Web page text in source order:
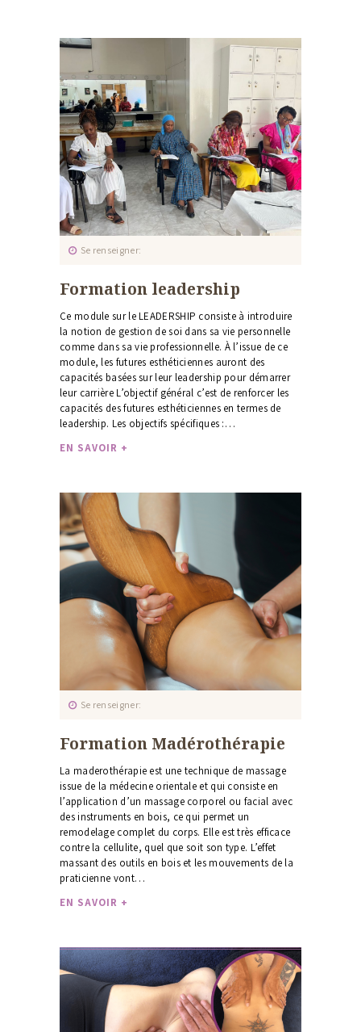
Se renseigner
Formation leadership
Ce module sur le LEADERSHIP consiste à introduire
la notion de gestion de soi dans sa vie personnelle
comme dans sa vie professionnelle. À l’issue de ce
module, les futures esthéticiennes auront des
capacités basées sur leur leadership pour démarrer
leur carrière L’objectif général c’est de renforcer les
capacités des futures esthéticiennes en termes de
leadership. Les objectifs spécifiques :…
EN SAVOIR +
Se renseigner
Formation Madérothérapie
La maderothérapie est une technique de massage
issue de la médecine orientale et qui consiste en
l’application d’un massage corporel ou facial avec
des instruments en bois, ce qui permet un
remodelage complet du corps. Elle est très efficace
contre la cellulite, quel que soit son type. L’effet
massant des outils en bois et les mouvements de la
praticienne vont…
EN SAVOIR +